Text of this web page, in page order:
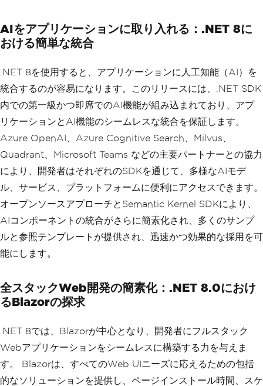
AIをアプリケーションに取り入れる：.NET 8に
おける簡単な統合
.NET 8を使用すると、アプリケーションに人工知能（AI）を
統合するのが容易になります。このリリースには、.NET SDK
内での第一級かつ即席でのAI機能が組み込まれており、アプ
リケーションとAI機能のシームレスな統合を保証します。
Azure OpenAI、Azure Cognitive Search、Milvus、
Quadrant、Microsoft Teams などの主要パートナーとの協力
により、開発者はそれぞれのSDKを通じて、多様なAIモデ
ル、サービス、プラットフォームに便利にアクセスできます。
オープンソースアプローチとSemantic Kernel SDKにより、
AIコンポーネントの統合がさらに簡素化され、多くのサンプ
ルと参照テンプレートが提供され、迅速かつ効果的な採用を可
能にします。
全スタックWeb開発の簡素化：.NET 8.0におけ
るBlazorの探求
.NET 8では、Blazorが中心となり、開発者にフルスタック
Webアプリケーションをシームレスに構築する力を与えま
す。 Blazorは、すべてのWeb UIニーズに応えるための包括
的なソリューションを提供し、ページインストール時間、スケ